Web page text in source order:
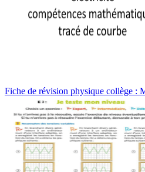
Fiche de révision physique collège :